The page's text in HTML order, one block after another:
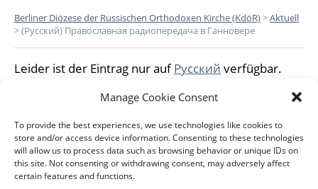
Manage Cookie Consent
To provide the best experiences, we use technologies like cookies to
store and/or access device information. Consenting to these technologies
will allow us to process data such as browsing behavior or unique IDs on
this site. Not consenting or withdrawing consent, may adversely affect
certain features and functions.
Berliner Diözese der Russischen Orthodoxen Kirche (KdöR)>Aktuell
>(Русский) Православная радиопередача в Ганновере
Leider ist der Eintrag nur aufРусский verfügbar.
DIÖZESE GEMEINDEN KLERUS IMPRESSUM